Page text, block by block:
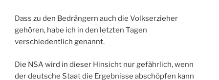
Dass zu den Bedrängern auch die Volkserzieher
gehören, habe ich in den letzten Tagen
verschiedentlich genannt.
Die NSA wird in dieser Hinsicht nur gefährlich, wenn
der deutsche Staat die Ergebnisse abschöpfen kann